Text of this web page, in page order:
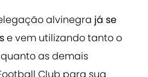
alvinegra já se
e vem utilizando tanto o
as demais